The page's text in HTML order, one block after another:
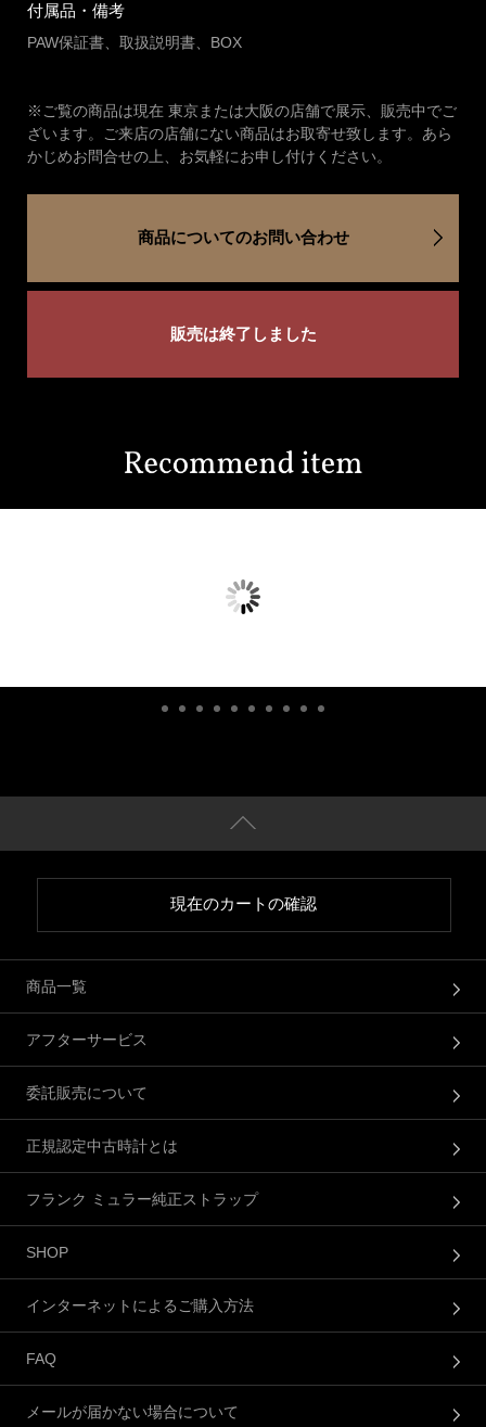
付属品・備考
PAW保証書、取扱説明書、BOX
※ご覧の商品は現在 東京または大阪の店舗で展示、販売中でご
ざいます。ご来店の店舗にない商品はお取寄せ致します。あら
かじめお問合せの上、お気軽にお申し付けください。
商品についてのお問い合わせ
販売は終了しました
現在のカートの確認
商品一覧
アフターサービス
委託販売について
正規認定中古時計とは
フランク ミュラー純正ストラップ
SHOP
インターネットによるご購入方法
FAQ
メールが届かない場合について